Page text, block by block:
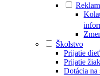
Školstvo
Prijatie
Prijatie
Dotácia na